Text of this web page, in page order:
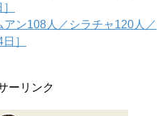
ン108人／シラチャ120人／
］
ーリンク